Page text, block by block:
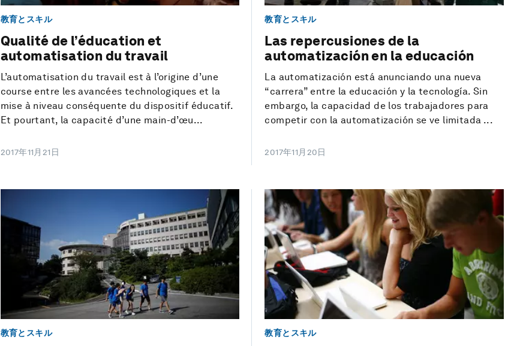
教育とスキル
Qualité de l’éducation et
automatisation du travail
L’automatisation du travail est à l’origine d’une
course entre les avancées technologiques et la
mise à niveau conséquente du dispositif éducatif.
Et pourtant, la capacité d’une main-d’œu...
2017年11月21日
教育とスキル
Las repercusiones de la
automatización en la educación
La automatización está anunciando una nueva
“carrera” entre la educación y la tecnología. Sin
embargo, la capacidad de los trabajadores para
competir con la automatización se ve limitada ...
2017年11月20日
教育とスキル 教育とスキル